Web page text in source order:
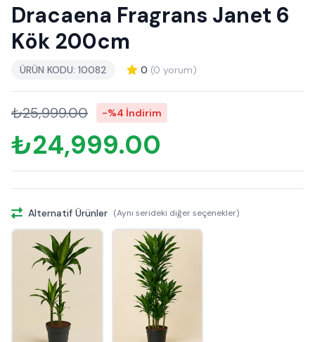
Dracaena Fragrans Janet 6
Kök 200cm
ÜRÜN KODU: 10082 0 (0 yorum)
₺25,999.00 -%4 İndirim
₺24,999.00
Alternatif Ürünler (Aynı serideki diğer seçenekler)